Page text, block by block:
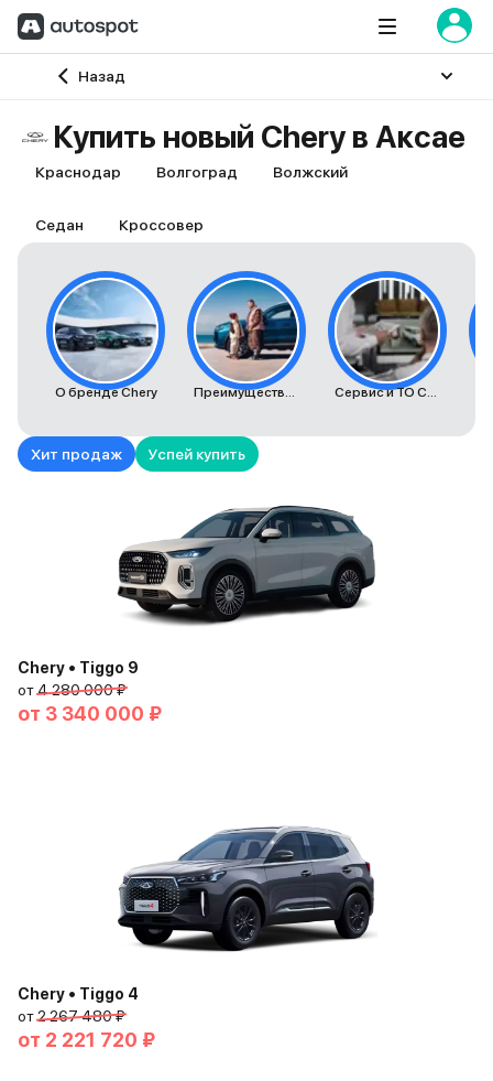
Назад
Главная
Купить новый Chery в Аксае
Краснодар Волгоград Волжский
Седан Кроссовер
О бренде Chery Преимущества автомобилей Chery Сервис и ТО Chery
Хит продаж Успей купить
Chery • Tiggo 9
от4 280 000 ₽
от 3 340 000 ₽
Chery • Tiggo 4
от2 267 480 ₽
от 2 221 720 ₽